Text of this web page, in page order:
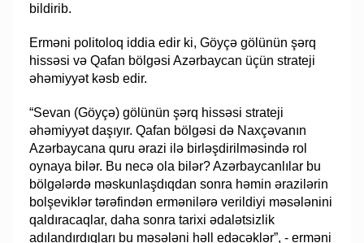
bildirib.
Erməni politoloq iddia edir ki, Göyçə gölünün şərq
hissəsi və Qafan bölgəsi Azərbaycan üçün strateji
əhəmiyyət kəsb edir.
“Sevan (Göyçə) gölünün şərq hissəsi strateji
əhəmiyyət daşıyır. Qafan bölgəsi də Naxçəvanın
Azərbaycana quru ərazi ilə birləşdirilməsində rol
oynaya bilər. Bu necə ola bilər? Azərbaycanlılar bu
bölgələrdə məskunlaşdıqdan sonra həmin ərazilərin
bolşeviklər tərəfindən ermənilərə verildiyi məsələnini
qaldıracaqlar, daha sonra tarixi ədalətsizlik
adılandırdıqları bu məsələni həll edəcəklər”, - erməni